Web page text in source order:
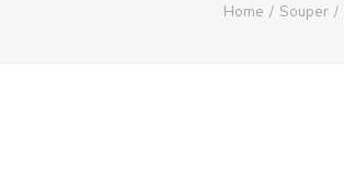
Home Souper